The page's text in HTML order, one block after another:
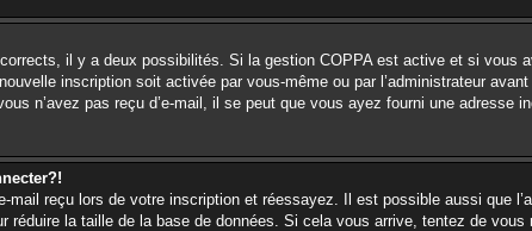
il y a deux possibilités. Si la gestion COPPA est active et si vous
inscription soit activée par vous-même ou par l’administrateur
n’avez pas reçu d’e-mail, il se peut que vous ayez fourni une adresse
mail reçu lors de votre inscription et réessayez. Il est possible aussi que
réduire la taille de la base de données. Si cela vous arrive, tentez de